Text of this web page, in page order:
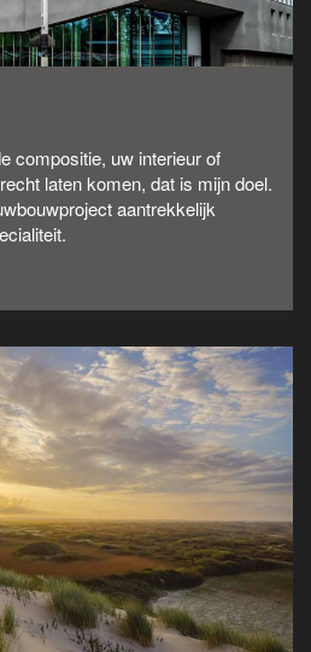
compositie, uw interieur of
laten komen, dat is mijn doel.
aantrekkelijk